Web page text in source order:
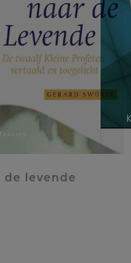
de levende